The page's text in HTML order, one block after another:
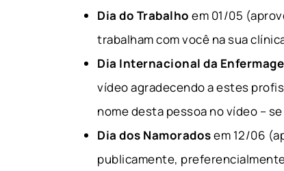
Dia do Trabalho em 01/05
trabalham com você na sua
Dia Internacional da
vídeo agradecendo a estes
nome desta pessoa no vídeo –
Dia dos Namoradosem 12/06
publicamente,